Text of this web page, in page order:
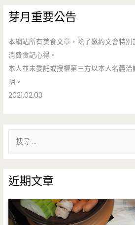
芽月重要公告
本網站所有美食文章，除了邀約文會特
消費食記心得。
本人並未委託或授權第三方以本人名義
明。
2021.02.03
鍵
字
:
近期文章